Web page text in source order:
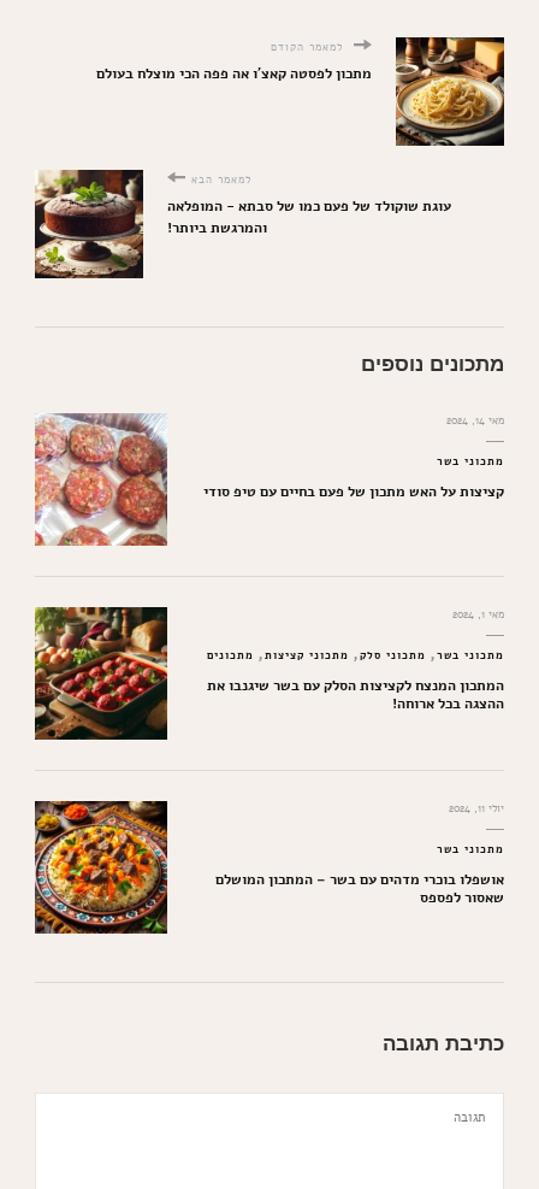
למאמר הקודם
מתכון לפסטה קאצ'ו אה פפה הכי מוצלח בעולם
למאמר הבא
עוגת שוקולד של פעם כמו של סבתא - המופלאה
והמרגשת ביותר!
מתכונים נוספים
מאי 14, 2024
מתכוני בשר
קציצות על האש מתכון של פעם בחיים עם טיפ סודי
מאי 1, 2024
מתכוני בשר מתכוני סלק מתכוני קציצות מתכונים
המתכון המנצח לקציצות הסלק עם בשר שיגנבו את
ההצגה בכל ארוחה!
יולי 11, 2024
מתכוני בשר
אושפלו בוכרי מדהים עם בשר – המתכון המושלם
שאסור לפספס
כתיבת תגובה